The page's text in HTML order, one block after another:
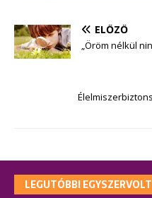
ELŐZŐ
„Öröm nélkül
LEGUTÓBBI